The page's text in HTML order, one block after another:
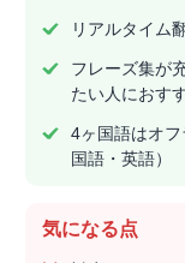
リアルタイム
フレーズ集が
たい人におす
4ヶ国語はオ
国語・英語）
気になる点